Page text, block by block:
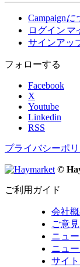
Campaignに
ログイン マ
サインアッ
フォローする
Facebook
X
Youtube
Linkedin
RSS
プライバシーポ
©
ご利用ガイド
会社
ご意
ニュ
ニュ
サイ